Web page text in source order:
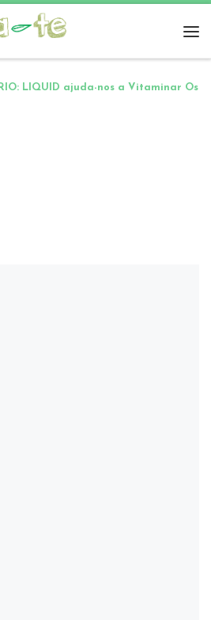
LIQUID ajuda-nos a Vitaminar Os